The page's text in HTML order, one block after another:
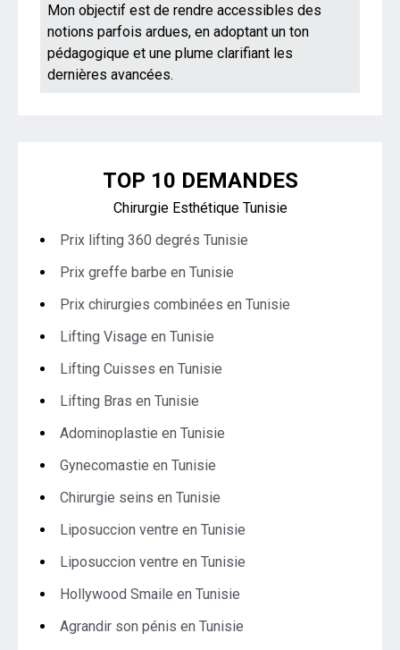
Mon objectif est de rendre accessibles des
notions parfois ardues, en adoptant un ton
pédagogique et une plume clarifiant les
dernières avancées.
TOP 10 DEMANDES
Chirurgie Esthétique Tunisie
Prix lifting 360 degrés Tunisie
Prix greffe barbe en Tunisie
Prix chirurgies combinées en Tunisie
Lifting Visage en Tunisie
Lifting Cuisses en Tunisie
Lifting Bras en Tunisie
Adominoplastie en Tunisie
Gynecomastie en Tunisie
Chirurgie seins en Tunisie
Liposuccion ventre en Tunisie
Liposuccion ventre en Tunisie
Hollywood Smaile en Tunisie
Agrandir son pénis en Tunisie